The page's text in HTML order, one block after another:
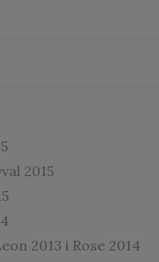
2015
2013 i Rose 2014